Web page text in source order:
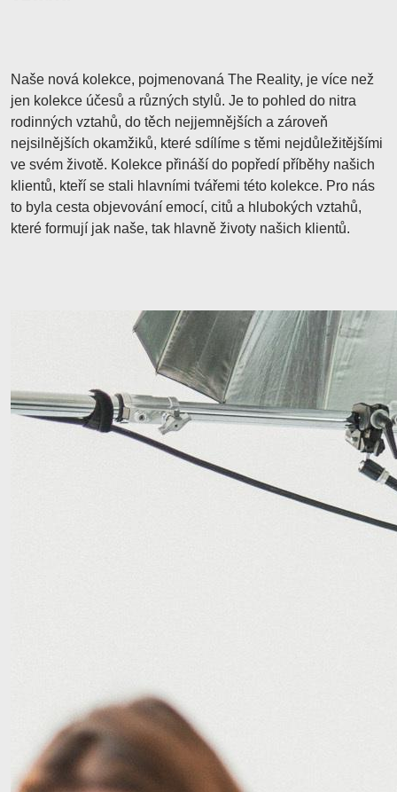
Naše nová kolekce, pojmenovaná The Reality, je více než
jen kolekce účesů a různých stylů. Je to pohled do nitra
rodinných vztahů, do těch nejjemnějších a zároveň
nejsilnějších okamžiků, které sdílíme s těmi nejdůležitějšími
ve svém životě. Kolekce přináší do popředí příběhy našich
klientů, kteří se stali hlavními tvářemi této kolekce. Pro nás
to byla cesta objevování emocí, citů a hlubokých vztahů,
které formují jak naše, tak hlavně životy našich klientů.